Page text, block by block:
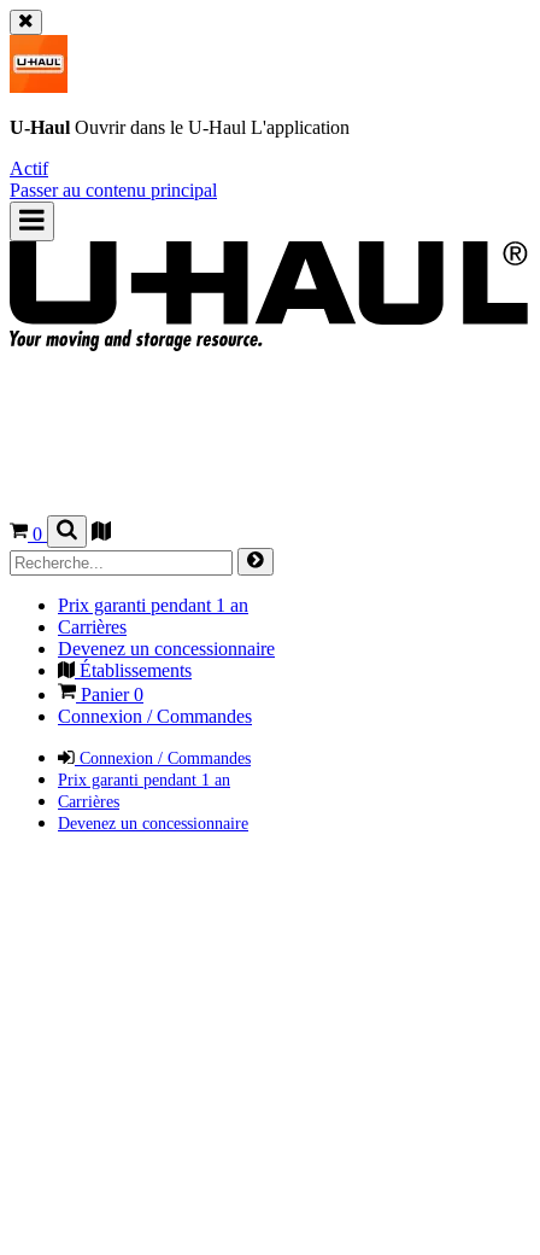
U-Haul Ouvrir dans le U-Haul L'application
Actif
Passer au contenu principal
0
Prix garanti pendant 1 an
Carrières
Devenez un concessionnaire
Établissements
Panier0
Connexion / Commandes
Connexion / Commandes
Prix garanti pendant 1 an
Carrières
Devenez un concessionnaire